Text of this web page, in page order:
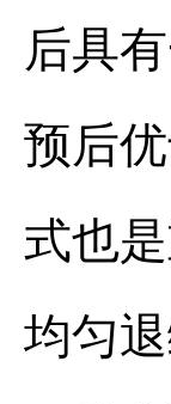
后具
预后
式也
均匀